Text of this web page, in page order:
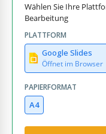
Wählen Sie Ihre
Bearbeitung
PLATTFORM
Google Slides
Öffnet im Browser
PAPIERFORMAT
A4